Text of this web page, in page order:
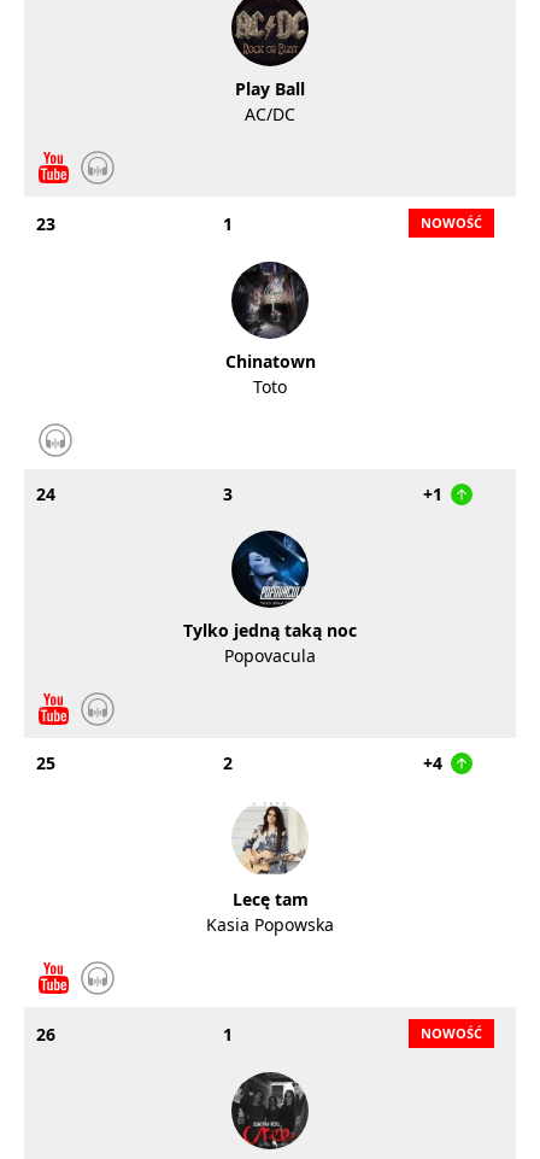
Play Ball
AC/DC
23 1
Chinatown
Toto
24 3 +1
Tylko jedną taką noc
Popovacula
25 2 +4
Lecę tam
Kasia Popowska
26 1